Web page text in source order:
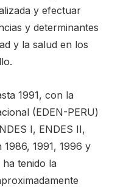
y efectuar
y determinantes
y la salud en los
1991, con la
(EDEN-PERU)
I, ENDES II,
1986, 1991, 1996 y
tenido la